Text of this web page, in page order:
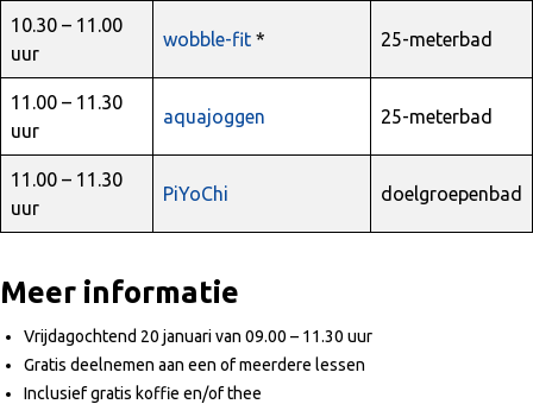
10.30 – 11.00
uur
wobble-fit * 25-meterbad
11.00 – 11.30
uur
aquajoggen 25-meterbad
11.00 – 11.30
uur
PiYoChi doelgroepenbad
Meer informatie
Vrijdagochtend 20 januari van 09.00 – 11.30 uur
Gratis deelnemen aan een of meerdere lessen
Inclusief gratis koffie en/of thee